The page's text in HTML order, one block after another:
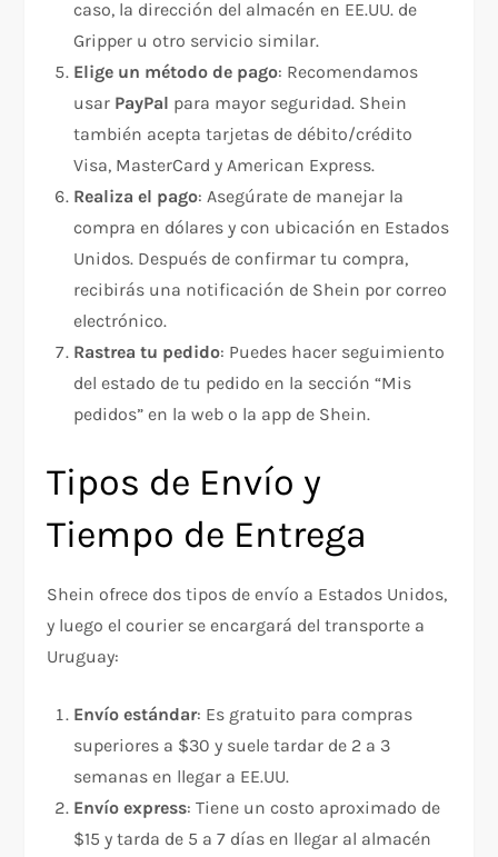
caso, la dirección del almacén en EE.UU. de
Gripper u otro servicio similar.
Elige un método de pago: Recomendamos
usar PayPal para mayor seguridad. Shein
también acepta tarjetas de débito/crédito
Visa, MasterCard y American Express.
Realiza el pago: Asegúrate de manejar la
compra en dólares y con ubicación en Estados
Unidos. Después de confirmar tu compra,
recibirás una notificación de Shein por correo
electrónico.
Rastrea tu pedido: Puedes hacer seguimiento
del estado de tu pedido en la sección “Mis
pedidos” en la web o la app de Shein.
Tipos de Envío y
Tiempo de Entrega
Shein ofrece dos tipos de envío a Estados Unidos,
y luego el courier se encargará del transporte a
Uruguay:
Envío estándar: Es gratuito para compras
superiores a $30 y suele tardar de 2 a 3
semanas en llegar a EE.UU.
Envío express: Tiene un costo aproximado de
$15 y tarda de 5 a 7 días en llegar al almacén